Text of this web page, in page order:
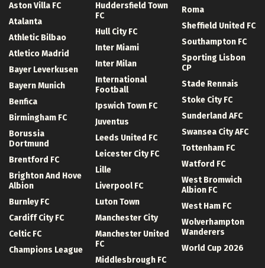
Aston Villa FC
Atalanta
Athletic Bilbao
Atletico Madrid
Bayer Leverkusen
Bayern Munich
Benfica
Birmingham FC
Borussia
Dortmund
Brentford FC
Brighton And Hove
Albion
Burnley FC
Cardiff City FC
Celtic FC
Champions League
Huddersfield Town
FC
Hull City FC
Inter Miami
Inter Milan
International
Football
Ipswich Town FC
Juventus
Leeds United FC
Leicester City FC
Lille
Liverpool FC
Luton Town
Manchester City
Manchester United
FC
Middlesbrough FC
Roma
Sheffield United FC
Southampton FC
Sporting Lisbon
CP
Stade Rennais
Stoke City FC
Sunderland AFC
Swansea City AFC
Tottenham FC
Watford FC
West Bromwich
Albion FC
West Ham FC
Wolverhampton
Wanderers
World Cup 2026